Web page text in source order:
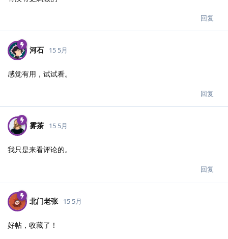
回复
河石 15 5月
感觉有用，试试看。
回复
雾茶 15 5月
我只是来看评论的。
回复
北门老张 15 5月
好帖，收藏了！